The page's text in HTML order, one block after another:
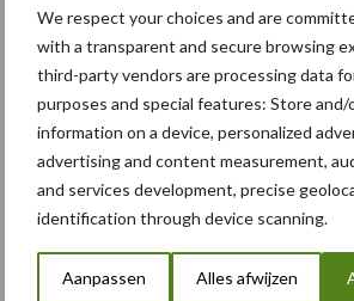
We respect your choices and are
with a transparent and secure browsing
third-party vendors are processing data
purposes and special features: Store and/
information on a device, personalized
advertising and content measurement,
and services development, precise
identification through device scanning.
Aanpassen Alles afwijzen
Krone EasyCut R
met
Krone
B 1250 CV Fold